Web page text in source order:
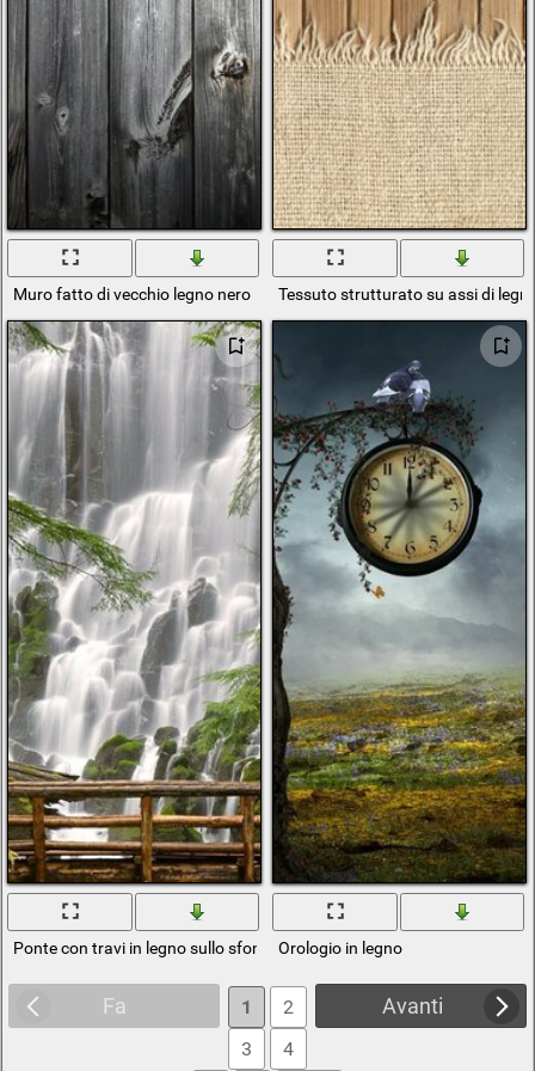
Muro fatto di vecchio legno nero Tessuto strutturato su assi di
Ponte con travi in legno sullo sfondo di una cascata
Orologio in legno
Fa Avanti
1
2
3
4